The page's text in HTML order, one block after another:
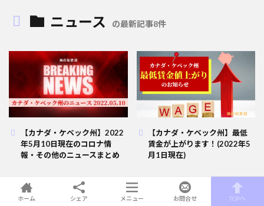
ニュース の最新記事8件
【カナダ・ケベック州】2022
年5月10日現在のコロナ情
報・その他のニュースまとめ
【カナダ・ケベック州】最低
賃金が上がります！(2022年5
月1日現在)
ホーム シェア メニュー お問合せ TOPへ